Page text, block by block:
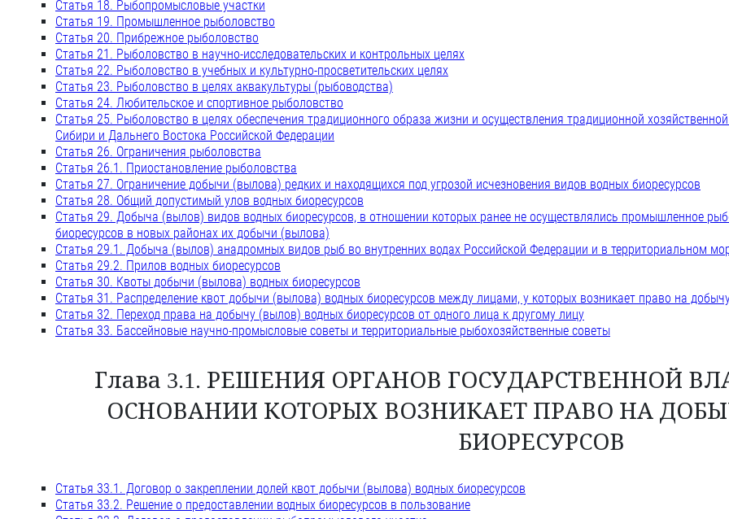
Статья 18. Рыбопромысловые участки
Статья 19. Промышленное рыболовство
Статья 20. Прибрежное рыболовство
Статья 21. Рыболовство в научно-исследовательских и контрольных целях
Статья 22. Рыболовство в учебных и культурно-просветительских целях
Статья 23. Рыболовство в целях аквакультуры (рыбоводства)
Статья 24. Любительское и спортивное рыболовство
Статья 25. Рыболовство в целях обеспечения традиционного образа жизни и осуществления традиционной
Сибири и Дальнего Востока Российской Федерации
Статья 26. Ограничения рыболовства
Статья 26.1. Приостановление рыболовства
Статья 27. Ограничение добычи (вылова) редких и находящихся под угрозой исчезновения видов водных биоресурсов
Статья 28. Общий допустимый улов водных биоресурсов
Статья 29. Добыча (вылов) видов водных биоресурсов, в отношении которых ранее не осуществлялись промышленное
биоресурсов в новых районах их добычи (вылова)
Статья 29.1. Добыча (вылов) анадромных видов рыб во внутренних водах Российской Федерации и в территориальном
Статья 29.2. Прилов водных биоресурсов
Статья 30. Квоты добычи (вылова) водных биоресурсов
Статья 31. Распределение квот добычи (вылова) водных биоресурсов между лицами, у которых возникает право на
Статья 32. Переход права на добычу (вылов) водных биоресурсов от одного лица к другому лицу
Статья 33. Бассейновые научно-промысловые советы и территориальные рыбохозяйственные советы
Глава 3.1. РЕШЕНИЯ ОРГАНОВ ГОСУДАРСТВЕННОЙ
ОСНОВАНИИ КОТОРЫХ ВОЗНИКАЕТ ПРАВО НА
БИОРЕСУРСОВ
Статья 33.1. Договор о закреплении долей квот добычи (вылова) водных биоресурсов
Статья 33.2. Решение о предоставлении водных биоресурсов в пользование